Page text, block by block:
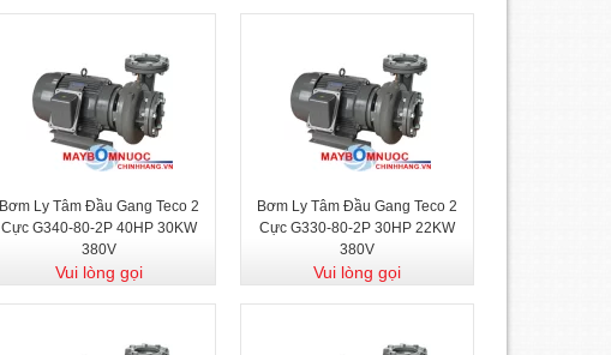
Bơm Ly Tâm Đầu Gang Teco 2
Cực G340-80-2P 40HP 30KW
380V
Vui lòng gọi
Bơm Ly Tâm Đầu Gang Teco 2
Cực G330-80-2P 30HP 22KW
380V
Vui lòng gọi